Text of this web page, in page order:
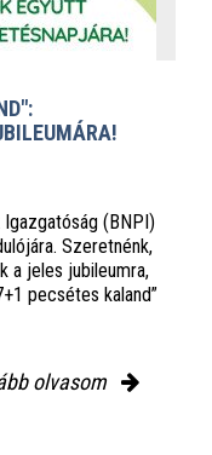
(BNPI)
Szeretnénk,
a jeles jubileumra,
pecsétes kaland”
olvasom